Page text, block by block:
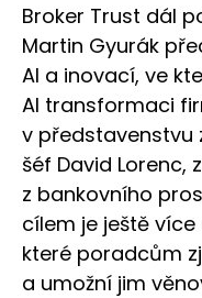
Broker Trust dál
Martin Gyurák
AI a inovací, ve
AI transformaci
v představenstvu
šéf David Lorenc,
z bankovního
cílem je ještě
které poradcům
a umožní jim